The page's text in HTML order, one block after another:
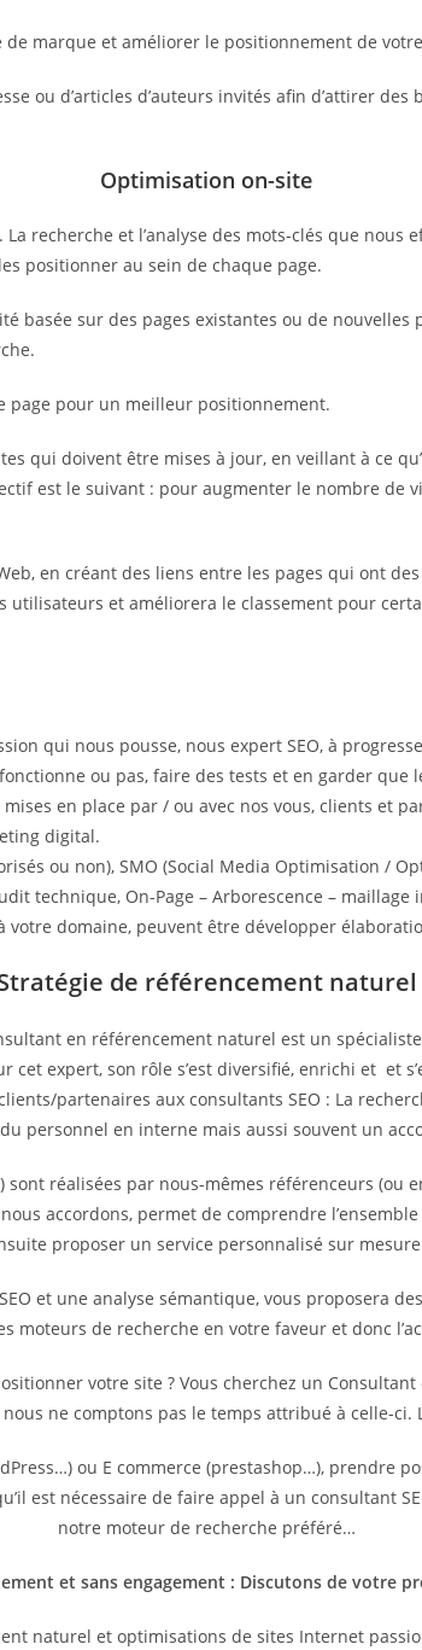
marque et améliorer le positionnement de
ou d’articles d’auteurs invités afin d’attirer
Optimisation on-site
recherche et l’analyse des mots-clés que
positionner au sein de chaque page.
basée sur des pages existantes ou de
page pour un meilleur positionnement.
qui doivent être mises à jour, en veillant à ce
est le suivant : pour augmenter le nombre
en créant des liens entre les pages qui ont
et améliorera le classement pour
qui nous pousse, nous expert SEO, à
ou pas, faire des tests et en garder
en place par / ou avec nos vous, clients et
digital.
ou non), SMO (Social Media Optimisation /
technique, On-Page – Arborescence –
domaine, peuvent être développer
de référencement naturel
en référencement naturel est un
cet expert, son rôle s’est diversifié, enrichi et et
partenaires aux consultants SEO : La
personnel en interne mais aussi souvent un
sont réalisées par nous-mêmes référenceurs
accordons, permet de comprendre
proposer un service personnalisé sur
et une analyse sémantique, vous proposera
de recherche en votre faveur et donc
votre site ? Vous cherchez un
ne comptons pas le temps attribué à celle-ci.
ou E commerce (prestashop…), prendre
est nécessaire de faire appel à un consultant
notre moteur de recherche préféré…
et sans engagement : Discutons de votre
naturel et optimisations de sites Internet